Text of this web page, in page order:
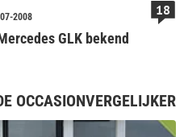
2008
GLK bekend
18
OCCASIONVERGELIJKER